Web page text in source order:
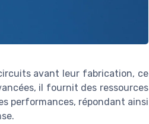
avant leur fabrication, ce
il fournit des ressources
performances, répondant ainsi